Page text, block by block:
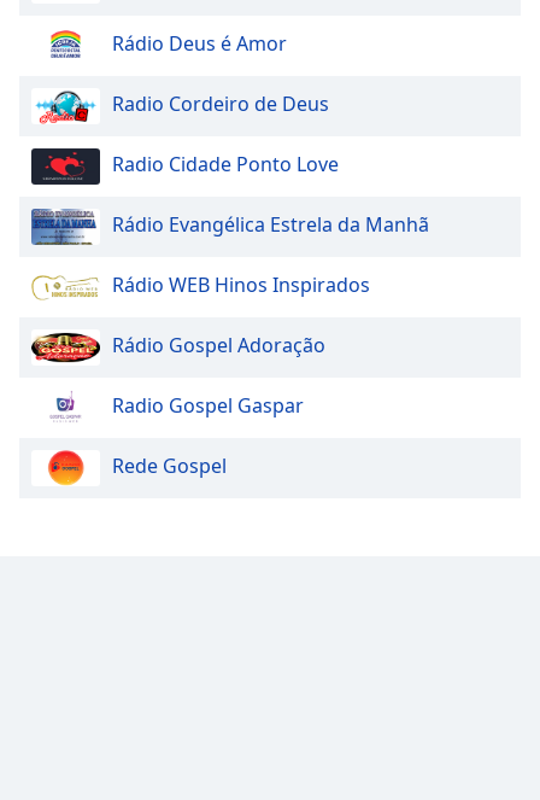
Rádio Deus é Amor
Radio Cordeiro de Deus
Radio Cidade Ponto Love
Rádio Evangélica Estrela da Manhã
Rádio WEB Hinos Inspirados
Rádio Gospel Adoração
Radio Gospel Gaspar
Rede Gospel